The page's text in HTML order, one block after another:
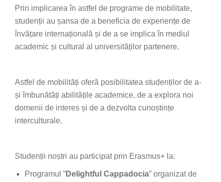
Prin implicarea în astfel de programe de mobilitate,
studenții au șansa de a beneficia de experiențe de
învățare internațională și de a se implica în mediul
academic și cultural al universităților partenere.
Astfel de mobilități oferă posibilitatea studenților de a-
și îmbunătăți abilitățile academice, de a explora noi
domenii de interes și de a dezvolta cunoștințe
interculturale.
Studenții noștri au participat prin Erasmus+ la:
Programul ”Delightful Cappadocia” organizat de